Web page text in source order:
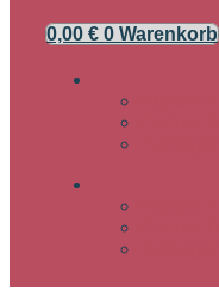
0,00 € 0 Warenkorb